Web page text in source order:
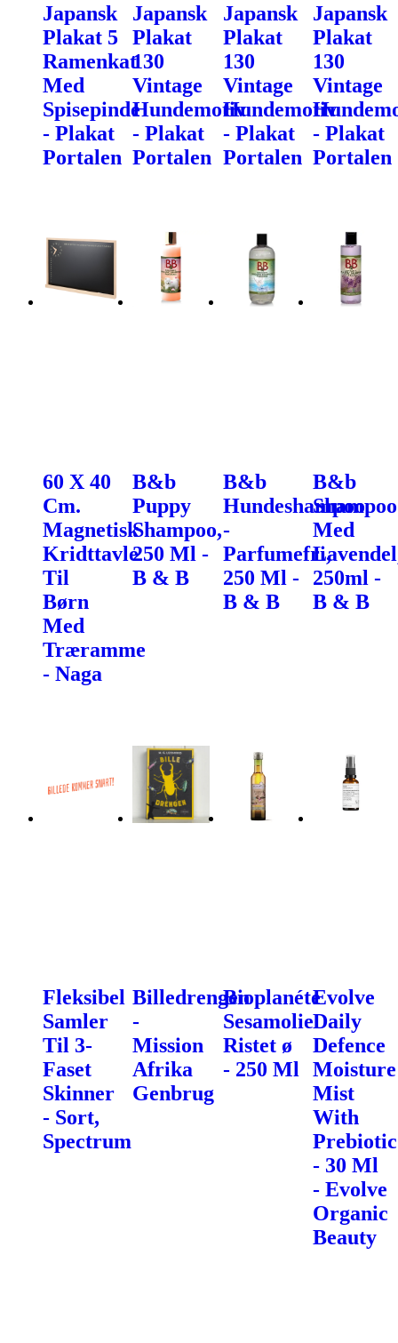
Japansk
Plakat 5
Ramenkat
Med
Spisepinde
- Plakat
Portalen
Japansk
Plakat
130
Vintage
Hundemotiv
- Plakat
Portalen
Japansk
Plakat
130
Vintage
Hundemotiv
- Plakat
Portalen
Japansk
Plakat
130
Vintage
- Plakat
Portalen
60 X 40
Cm.
Magnetisk
Kridttavle
Til
Børn
Med
Træramme
- Naga
B&b
Puppy
Shampoo,
250 Ml -
B & B
B&b
Hundeshampoo
-
Parfumefri,
250 Ml -
B & B
B&b
Shampoo
Med
250ml -
B & B
Fleksibel
Samler
Til 3-
Faset
Skinner
- Sort,
Spectrum
Billedrengen
-
Mission
Afrika
Genbrug
Bioplanéte
Sesamolie
Ristet ø
- 250 Ml
Evolve
Daily
Defence
Moisture
Mist
With
Prebiotic
- 30 Ml
- Evolve
Organic
Beauty